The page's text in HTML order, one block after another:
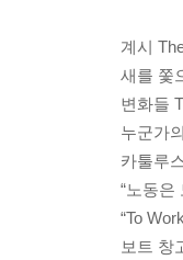
계시
새를 쫓
변화들
누군가
카툴루
“노동은
“To
보트 창